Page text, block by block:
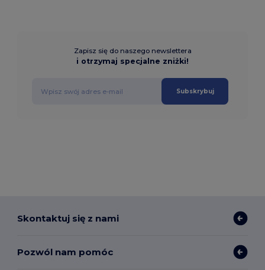
Zapisz się do naszego newslettera
i otrzymaj specjalne zniżki!
Subskrybuj
Skontaktuj się z nami
Pozwól nam pomóc